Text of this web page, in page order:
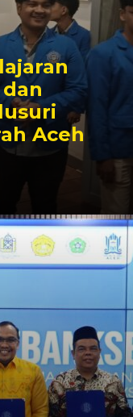
dan
Aceh